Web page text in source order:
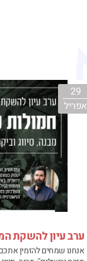
29
אפריל
ערב עיון להשקת
אנחנו שמחים להזמין